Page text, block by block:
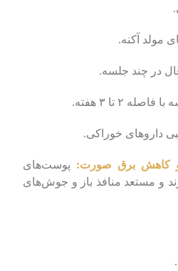
مولد آکنه.
در چند جلسه.
داروهای خوراکی.
پوست‌های
و مستعد منافذ باز و جوش‌های